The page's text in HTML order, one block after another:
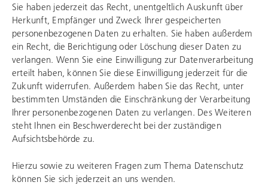
Sie haben jederzeit das Recht, unentgeltlich Auskunft über
Herkunft, Empfänger und Zweck Ihrer gespeicherten
personenbezogenen Daten zu erhalten. Sie haben außerdem
ein Recht, die Berichtigung oder Löschung dieser Daten zu
verlangen. Wenn Sie eine Einwilligung zur Datenverarbeitung
erteilt haben, können Sie diese Einwilligung jederzeit für die
Zukunft widerrufen. Außerdem haben Sie das Recht, unter
bestimmten Umständen die Einschränkung der Verarbeitung
Ihrer personenbezogenen Daten zu verlangen. Des Weiteren
steht Ihnen ein Beschwerderecht bei der zuständigen
Aufsichtsbehörde zu.
Hierzu sowie zu weiteren Fragen zum Thema Datenschutz
können Sie sich jederzeit an uns wenden.